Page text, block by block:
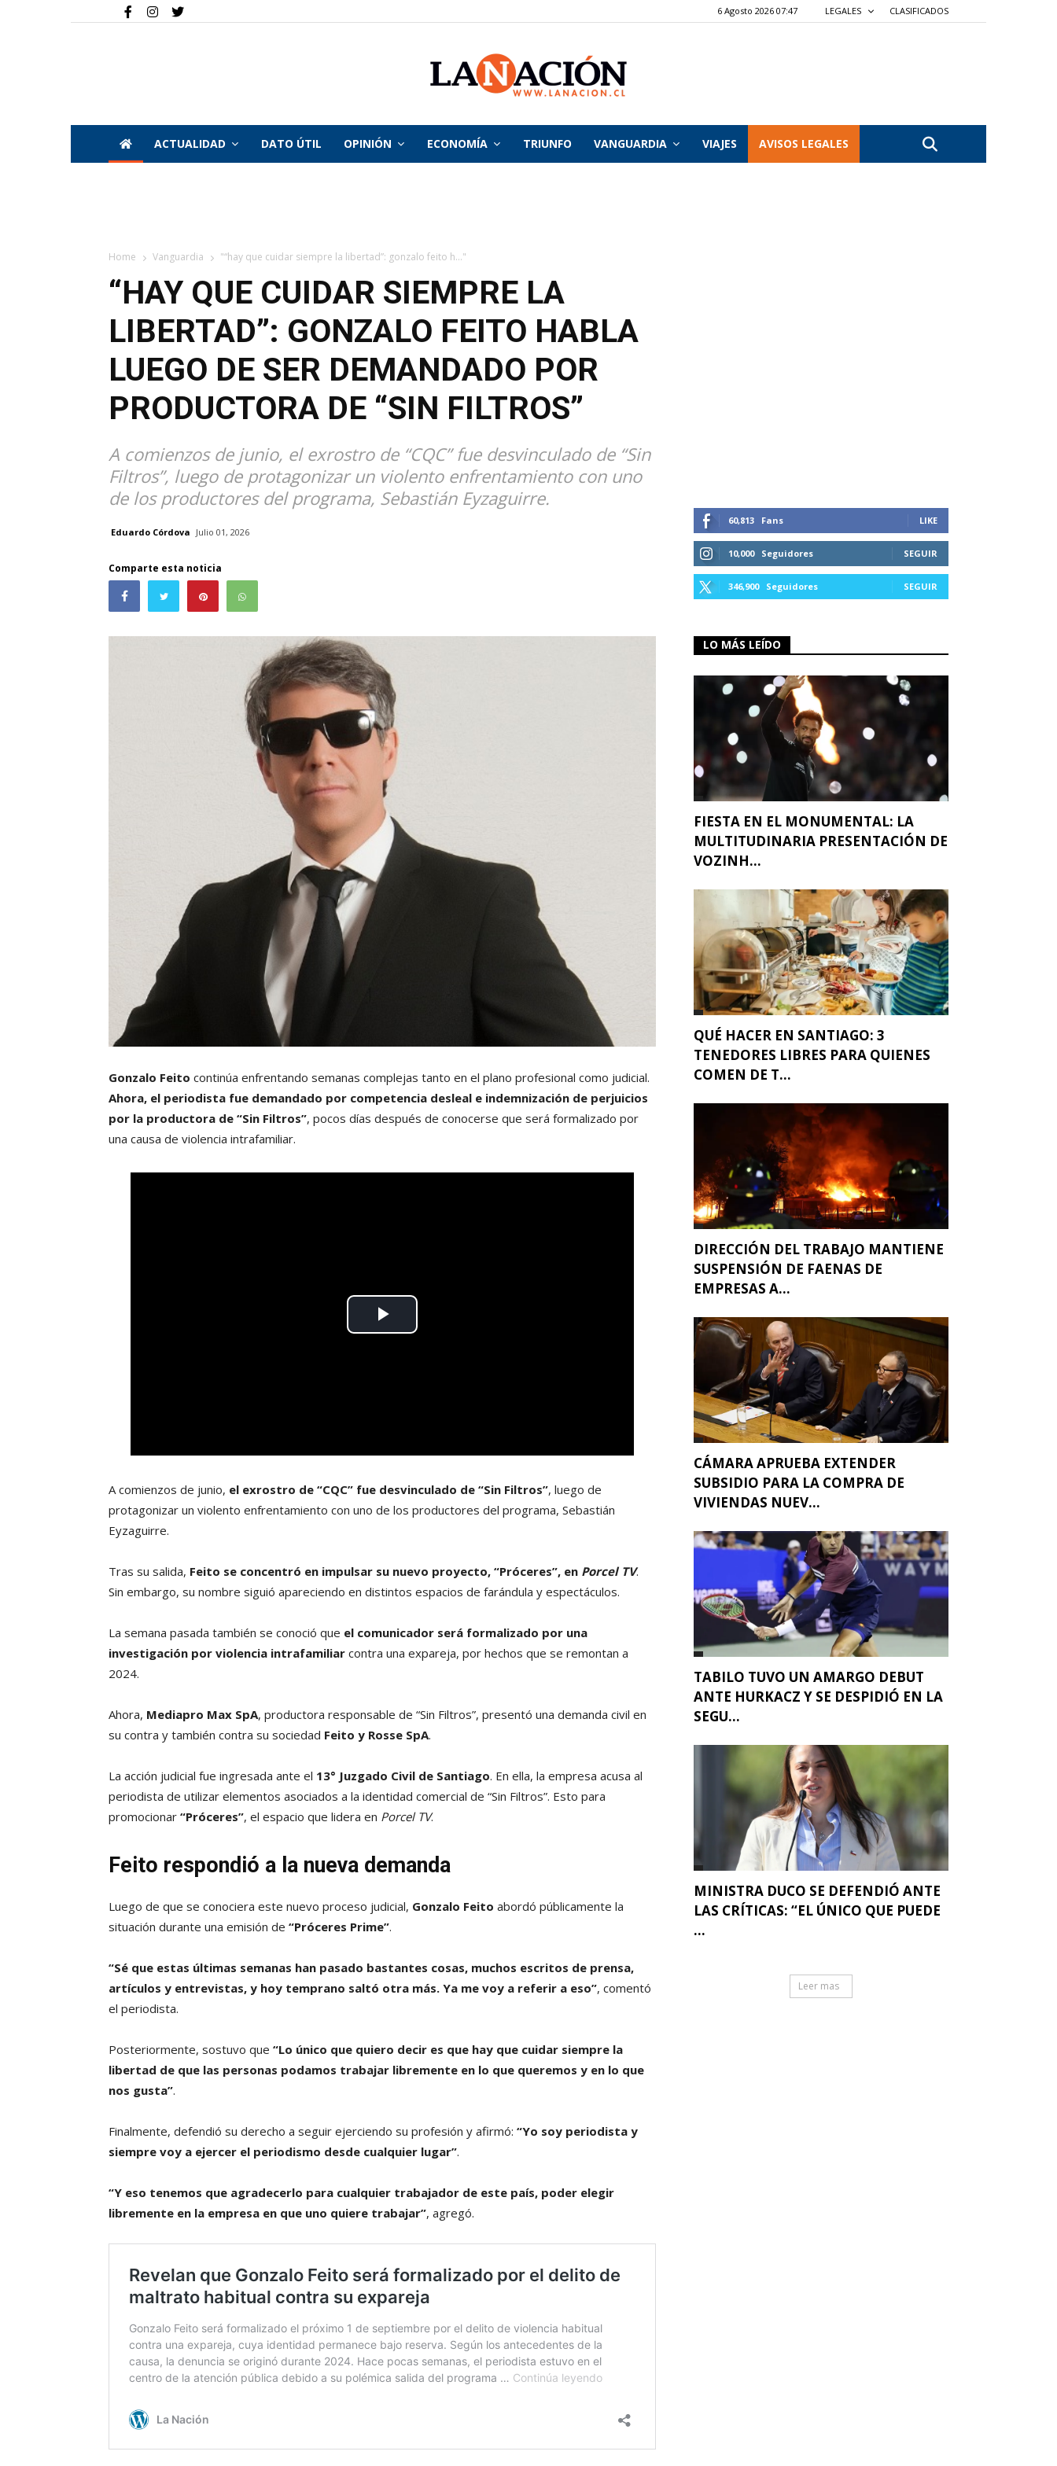
6 Agosto 2026 07:47 LEGALES CLASIFICADOS
La
ACTUALIDAD DATO ÚTIL OPINIÓN ECONOMÍA TRIUNFO VANGUARDIA VIAJES AVISOS LEGALES
Home Vanguardia "“hay que cuidar siempre la libertad”: gonzalo feito h..."
“HAY QUE CUIDAR SIEMPRE LA
LIBERTAD”: GONZALO FEITO HABLA
LUEGO DE SER DEMANDADO POR
PRODUCTORA DE “SIN FILTROS”
A comienzos de junio, el exrostro de “CQC” fue desvinculado de “Sin
Filtros”, luego de protagonizar un violento enfrentamiento con uno
de los productores del programa, Sebastián Eyzaguirre.
Eduardo Córdova Julio 01, 2026
Comparte esta noticia
Gonzalo Feito continúa enfrentando semanas complejas tanto en el plano profesional como judicial.
Ahora, el periodista fue demandado por competencia desleal e indemnización de perjuicios
por la productora de “Sin Filtros”, pocos días después de conocerse que será formalizado por
una causa de violencia intrafamiliar.
A comienzos de junio, el exrostro de “CQC” fue desvinculado de “Sin Filtros”, luego de
protagonizar un violento enfrentamiento con uno de los productores del programa, Sebastián
Eyzaguirre.
Tras su salida, Feito se concentró en impulsar su nuevo proyecto, “Próceres”, en Porcel TV.
Sin embargo, su nombre siguió apareciendo en distintos espacios de farándula y espectáculos.
La semana pasada también se conoció que el comunicador será formalizado por una
investigación por violencia intrafamiliar contra una expareja, por hechos que se remontan a
2024.
Ahora, Mediapro Max SpA, productora responsable de “Sin Filtros”, presentó una demanda civil en
su contra y también contra su sociedad Feito y Rosse SpA.
La acción judicial fue ingresada ante el 13° Juzgado Civil de Santiago. En ella, la empresa acusa al
periodista de utilizar elementos asociados a la identidad comercial de “Sin Filtros”. Esto para
promocionar “Próceres”, el espacio que lidera en Porcel TV.
Feito respondió a la nueva demanda
Luego de que se conociera este nuevo proceso judicial, Gonzalo Feito abordó públicamente la
situación durante una emisión de “Próceres Prime”.
“Sé que estas últimas semanas han pasado bastantes cosas, muchos escritos de prensa,
artículos y entrevistas, y hoy temprano saltó otra más. Ya me voy a referir a eso”, comentó
el periodista.
Posteriormente, sostuvo que “Lo único que quiero decir es que hay que cuidar siempre la
libertad de que las personas podamos trabajar libremente en lo que queremos y en lo que
nos gusta”.
Finalmente, defendió su derecho a seguir ejerciendo su profesión y afirmó: “Yo soy periodista y
siempre voy a ejercer el periodismo desde cualquier lugar”.
“Y eso tenemos que agradecerlo para cualquier trabajador de este país, poder elegir
libremente en la empresa en que uno quiere trabajar”, agregó.
60,813 Fans LIKE
10,000 Seguidores SEGUIR
346,900 Seguidores SEGUIR
LO MÁS LEÍDO
FIESTA EN EL MONUMENTAL: LA
MULTITUDINARIA PRESENTACIÓN DE
VOZINH...
QUÉ HACER EN SANTIAGO: 3
TENEDORES LIBRES PARA QUIENES
COMEN DE T...
DIRECCIÓN DEL TRABAJO MANTIENE
SUSPENSIÓN DE FAENAS DE
EMPRESAS A...
CÁMARA APRUEBA EXTENDER
SUBSIDIO PARA LA COMPRA DE
VIVIENDAS NUEV...
TABILO TUVO UN AMARGO DEBUT
ANTE HURKACZ Y SE DESPIDIÓ EN LA
SEGU...
MINISTRA DUCO SE DEFENDIÓ ANTE
LAS CRÍTICAS: “EL ÚNICO QUE PUEDE
...
Leer mas